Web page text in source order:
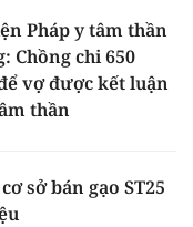
Pháp y tâm thần
Chồng chi 650
vợ được kết luận
thần
sở bán gạo ST25